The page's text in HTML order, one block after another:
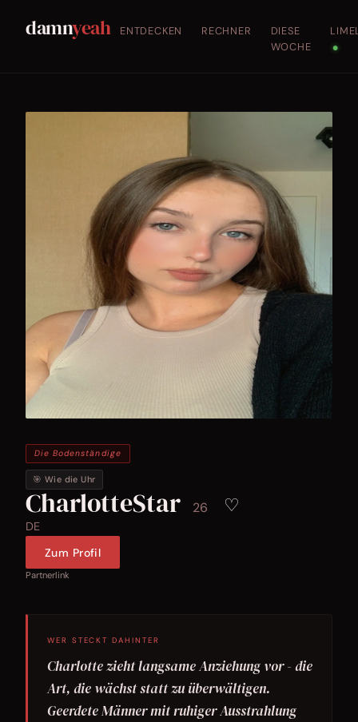
damnyeah ENTDECKEN RECHNER
DIESE
WOCHE
●
Die Bodenständige
🎯 Wie die Uhr
CharlotteStar 26 ♡
DE
Zum Profil
Partnerlink
WER STECKT DAHINTER
Charlotte zieht langsame Anziehung vor - die
Art, die wächst statt zu überwältigen.
Geerdete Männer mit ruhiger Ausstrahlung